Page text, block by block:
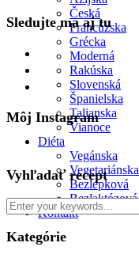
Česká
Francúzska
Grécka
Moderná
Rakúska
Slovenská
Španielska
Talianska
Vianoce
Diéta
Vegánska
Vegetariánska
Bezlepková
Bezlaktózová
Kontakt
Sledujte ma aj tu
facebook
instagram
pinterest
Môj Instagram
Vyhľadať recept
Kategórie